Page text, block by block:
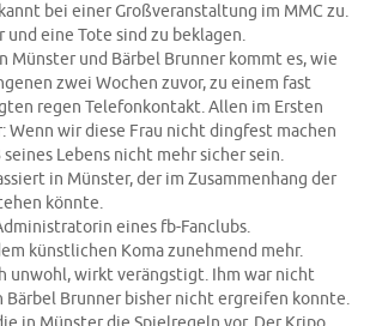
bei einer Großveranstaltung im MMC zu.
eine Tote sind zu beklagen.
Münster und Bärbel Brunner kommt es, wie
zwei Wochen zuvor, zu einem fast
regen Telefonkontakt. Allen im Ersten
Wenn wir diese Frau nicht dingfest machen
seines Lebens nicht mehr sicher sein.
in Münster, der im Zusammenhang der
könnte.
eines fb-Fanclubs.
künstlichen Koma zunehmend mehr.
unwohl, wirkt verängstigt. Ihm war nicht
Bärbel Brunner bisher nicht ergreifen konnte.